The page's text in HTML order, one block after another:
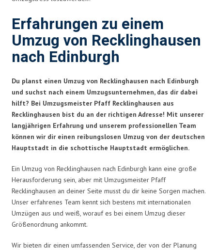
Erfahrungen zu einem
Umzug von Recklinghausen
nach Edinburgh
Du planst einen Umzug von Recklinghausen nach Edinburgh
und suchst nach einem Umzugsunternehmen, das dir dabei
hilft? Bei Umzugsmeister Pfaff Recklinghausen aus
Recklinghausen bist du an der richtigen Adresse! Mit unserer
langjährigen Erfahrung und unserem professionellen Team
können wir dir einen reibungslosen Umzug von der deutschen
Hauptstadt in die schottische Hauptstadt ermöglichen.
Ein Umzug von Recklinghausen nach Edinburgh kann eine große
Herausforderung sein, aber mit Umzugsmeister Pfaff
Recklinghausen an deiner Seite musst du dir keine Sorgen machen.
Unser erfahrenes Team kennt sich bestens mit internationalen
Umzügen aus und weiß, worauf es bei einem Umzug dieser
Größenordnung ankommt.
Wir bieten dir einen umfassenden Service, der von der Planung